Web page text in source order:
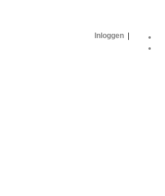
Inloggen